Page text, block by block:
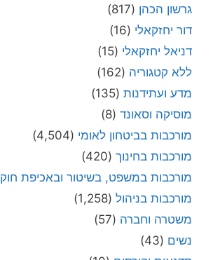
גרשון הכהן (817)
דור יחזקאלי (16)
דניאל יחזקאלי (15)
ללא קטגוריה (162)
מדע ועתידנות (135)
מוסיקה וסאונד (8)
מורכבות בביטחון לאומי (4,504)
מורכבות בחינוך (420)
מורכבות במשפט, בשיטור ובאכיפת חוק
מורכבות בניהול (1,258)
משטרה וחברה (57)
נשים (43)